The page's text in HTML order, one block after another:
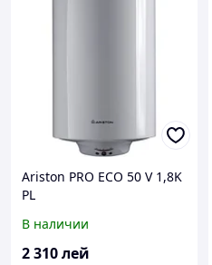
Ariston PRO ECO 50 V 1,8K
PL
В наличии
2 310лей